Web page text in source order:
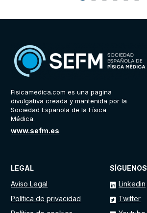
Fisicamedica.com es una pagina
divulgativa creada y mantenida por la
Sociedad Española de la Física
Médica.
www.sefm.es
SÍGUENOS
Linkedin
Twitter
LEGAL
Aviso Legal
Política de privacidad